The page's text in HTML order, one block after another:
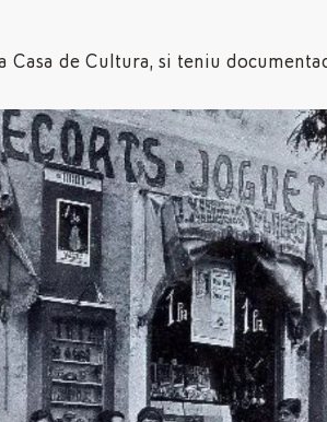
Casa de Cultura, si teniu